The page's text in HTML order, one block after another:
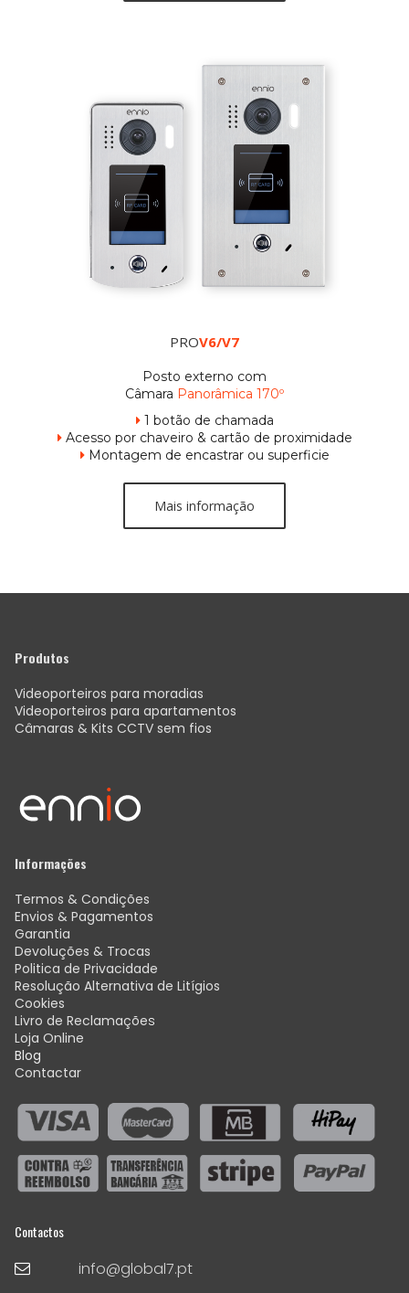
PROV6/V7
Posto externo com
Câmara Panorâmica 170º
1 botão de chamada
Acesso por chaveiro & cartão de proximidade
Montagem de encastrar ou superficie
Mais informação
Produtos
Videoporteiros para moradias
Videoporteiros para apartamentos
Câmaras & Kits CCTV sem fios
Informações
Termos & Condições
Envios & Pagamentos
Garantia
Devoluções & Trocas
Politica de Privacidade
Resolução Alternativa de Litígios
Cookies
Livro de Reclamações
Loja Online
Blog
Contactar
Contactos
 info@global7.pt